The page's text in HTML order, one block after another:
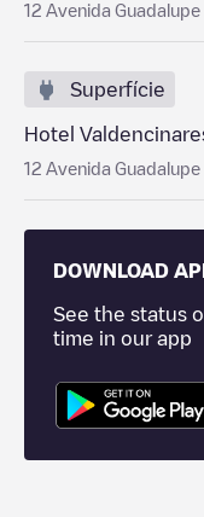
12 Avenida
Superfície
Hotel
12 Avenida
DOWNLOAD
See the status
time in our app